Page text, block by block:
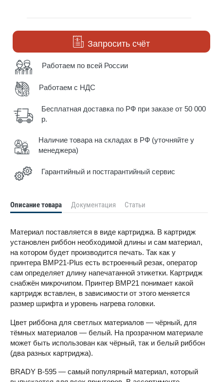
Запросить счёт
Работаем по всей России
Работаем с НДС
Бесплатная доставка по РФ при заказе от 50 000
р.
Наличие товара на складах в РФ (уточняйте у
менеджера)
Гарантийный и постгарантийный сервис
Описание товара Документация Статьи
Материал поставляется в виде картриджа. В картридж
установлен риббон необходимой длины и сам материал,
на котором будет производится печать. Так как у
принтера BMP21-Plus есть встроенный резак, оператор
сам определяет длину напечатанной этикетки. Картридж
снабжён микрочипом. Принтер BMP21 понимает какой
картридж вставлен, в зависимости от этого меняется
размер шрифта и уровень нагрева головки.
Цвет риббона для светлых материалов — чёрный, для
тёмных материалов — белый. На прозрачном материале
может быть использован как чёрный, так и белый риббон
(два разных картриджа).
BRADY B-595 — самый популярный материал, который